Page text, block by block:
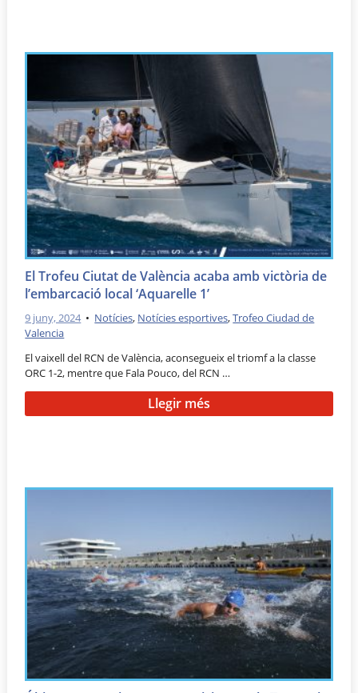
El Trofeu Ciutat de València acaba amb victòria de
l’embarcació local ‘Aquarelle 1’
9 juny, 2024 • Notícies, Notícies esportives,Trofeo Ciudad de
Valencia
El vaixell del RCN de València, aconsegueix el triomf a la classe
ORC 1-2, mentre que Fala Pouco, del RCN …
Llegir més